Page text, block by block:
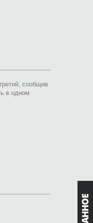
сообщив
в одном